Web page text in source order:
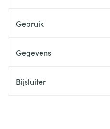
Gebruik
Gegevens
Bijsluiter